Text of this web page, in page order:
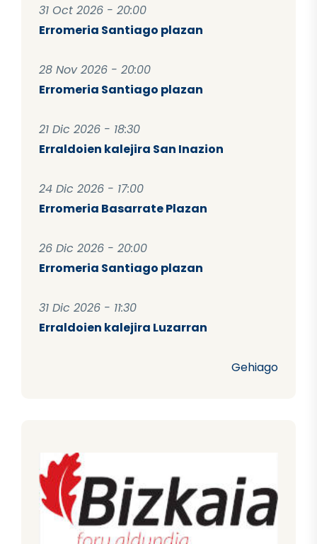
31 Oct 2026 - 20:00
Erromeria Santiago plazan
28 Nov 2026 - 20:00
Erromeria Santiago plazan
21 Dic 2026 - 18:30
Erraldoien kalejira San Inazion
24 Dic 2026 - 17:00
Erromeria Basarrate Plazan
26 Dic 2026 - 20:00
Erromeria Santiago plazan
31 Dic 2026 - 11:30
Erraldoien kalejira Luzarran
Gehiago